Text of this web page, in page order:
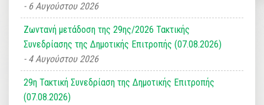
6 Αυγούστου 2026
Ζωντανή μετάδοση της 29ης/2026 Τακτικής
Συνεδρίασης της Δημοτικής Επιτροπής (07.08.2026)
4 Αυγούστου 2026
29η Τακτική Συνεδρίαση της Δημοτικής Επιτροπής
(07.08.2026)